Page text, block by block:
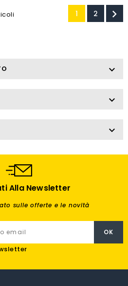
1 2 



Alla Newsletter
sulle offerte e le novità